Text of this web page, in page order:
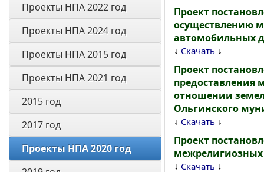
Проекты НПА 2022 год
Проекты НПА 2024 год
Проекты НПА 2015 год
Проекты НПА 2021 год
2015 год
2017 год
Проекты НПА 2020 год
Проект
осуществлению
автомобильных
↓ Скачать ↓
Проект
предоставления
отношении
Ольгинского
↓ Скачать ↓
Проект
↓ Скачать ↓